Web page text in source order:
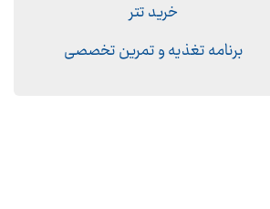
خرید تتر
برنامه تغذیه و تمرین تخصصی